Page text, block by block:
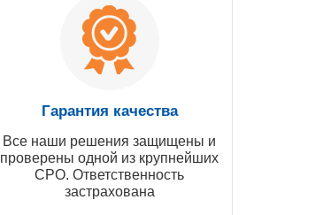
Гарантия качества
Все наши решения защищены и
проверены одной из крупнейших
СРО. Ответственность
застрахована